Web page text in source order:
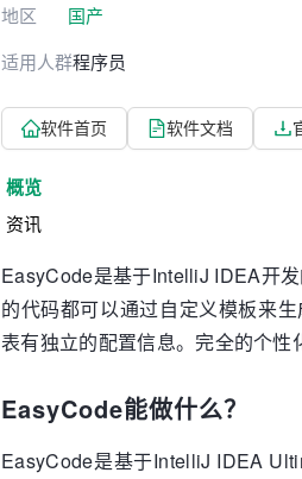
地区 国产
适用人群程序员
软件首页 软件文档
概览
资讯
EasyCode是基于IntelliJ IDEA开
的代码都可以通过自定义模板来
表有独立的配置信息。完全的个性
EasyCode能做什么？
EasyCode是基于IntelliJ IDEA